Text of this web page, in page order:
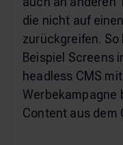
die nicht auf
zurückgreifen.
Beispiel Screens
headless CMS
Werbekampagne
Content aus dem